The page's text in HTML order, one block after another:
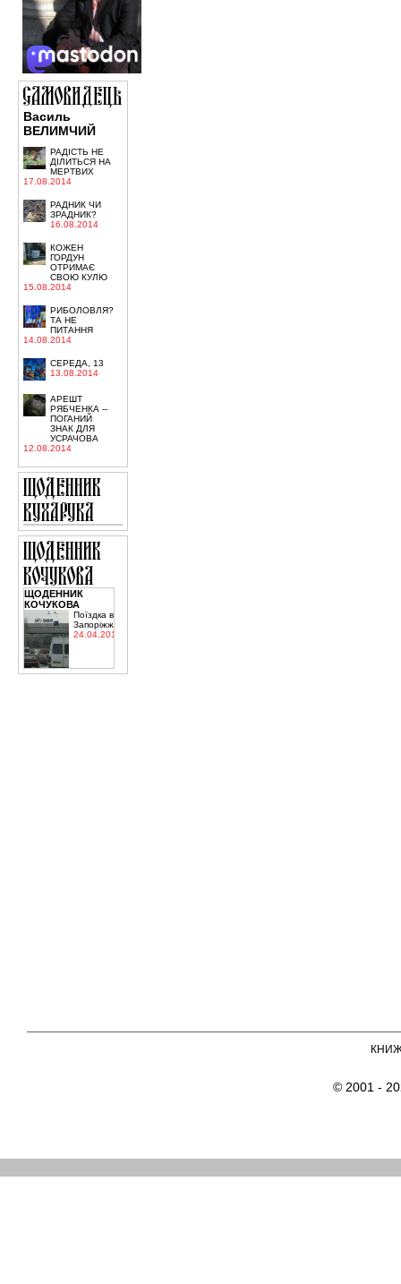
Василь
ВЕЛИМЧИЙ
РАДІСТЬ НЕ
ДІЛИТЬСЯ НА
МЕРТВИХ
17.08.2014
РАДНИК ЧИ
ЗРАДНИК?
16.08.2014
КОЖЕН
ГОРДУН
ОТРИМАЄ
СВОЮ КУЛЮ
15.08.2014
РИБОЛОВЛЯ?
ТА НЕ
ПИТАННЯ
14.08.2014
СЕРЕДА, 13
13.08.2014
АРЕШТ
РЯБЧЕНКА --
ПОГАНИЙ
ЗНАК ДЛЯ
УСРАЧОВА
12.08.2014
ЩОДЕННИК
КОЧУКОВА
Поїздка в
Запоріжжя
24.04.2015
© 2001 -